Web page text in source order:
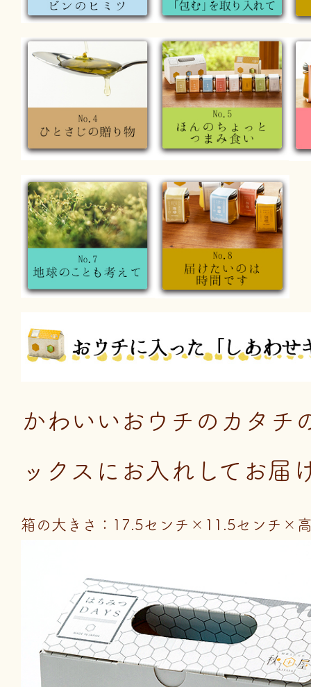
かわいいおウチのカタチ
ックスにお入れしてお届
箱の大きさ：17.5センチ×11.5センチ×